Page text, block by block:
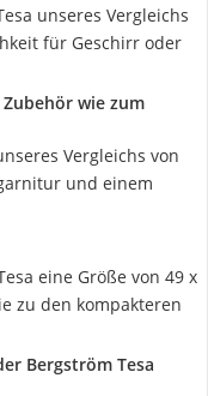
unseres Vergleichs
für Geschirr oder
wie zum
Vergleichs von
und einem
eine Größe von 49 x
zu den kompakteren
Bergström Tesa